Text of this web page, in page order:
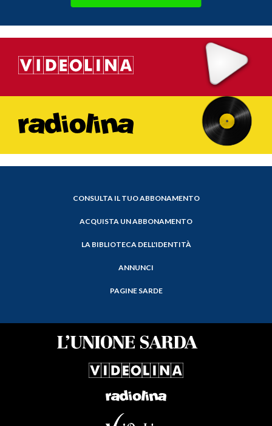
CONSULTA IL TUO ABBONAMENTO
ACQUISTA UN ABBONAMENTO
LA BIBLIOTECA DELL'IDENTITÀ
ANNUNCI
PAGINE SARDE